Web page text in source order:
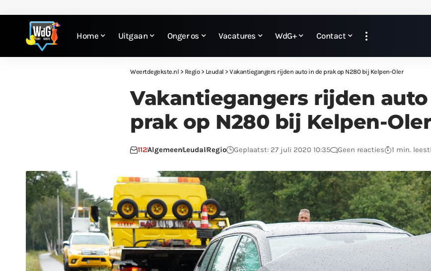
Home Uitgaan Onger os Vacatures WdG+ Contact
Weertdegekste.nl > Regio> Leudal > Vakantiegangers rijden auto in de prak op N280 bij Kelpen-Oler
Vakantiegangers rijden
prak op N280 bij Kelpen-Oler
112AlgemeenLeudalRegio Geplaatst: 27 juli 2020 10:35 Geen reacties 1 min.